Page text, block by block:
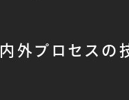
内外プロセスの